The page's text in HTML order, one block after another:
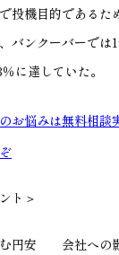
投機目的であるた
バンクーバーでは
に達していた。
お悩みは無料相談
ト＞
む円安 会社への